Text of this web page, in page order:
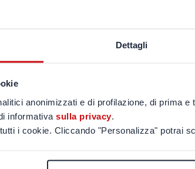
Dettagli
anonimizzati e di profilazione, di prima e
informativa sulla privacy.
i cookie. Cliccando "Personalizza" potrai